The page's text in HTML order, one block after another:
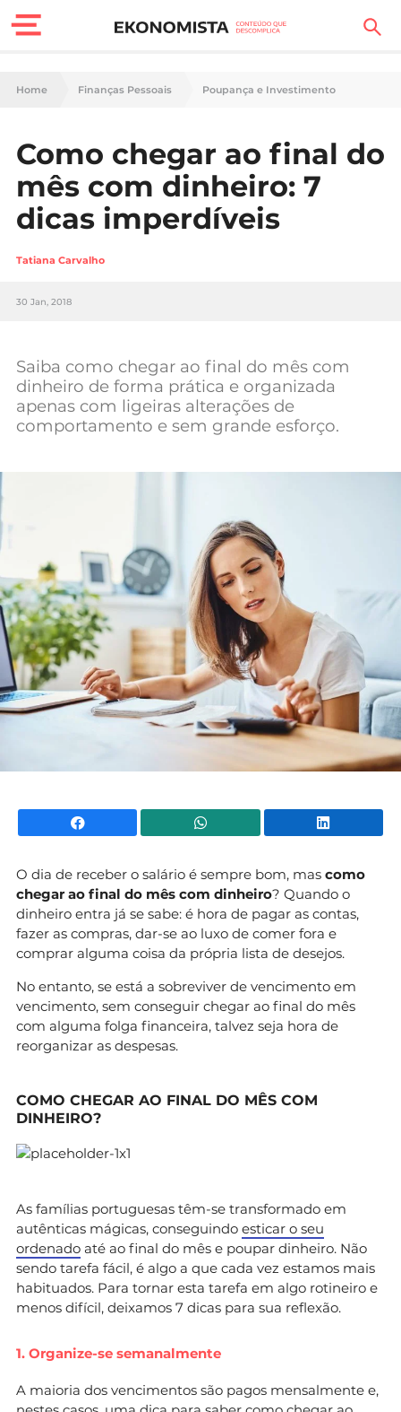
Finanças Pessoais
Carreira
Casa
Lifestyle
Sociedade
Negócios
Mundial 2026
Home Finanças Pessoais Poupança e Investimento
Como chegar ao final do
mês com dinheiro: 7
dicas imperdíveis
Tatiana Carvalho
30 Jan, 2018
Saiba como chegar ao final do mês com
dinheiro de forma prática e organizada
apenas com ligeiras alterações de
comportamento e sem grande esforço.
Facebook WhatsApp
O dia de receber o salário é sempre bom, mas como
chegar ao final do mês com dinheiro? Quando o
dinheiro entra já se sabe: é hora de pagar as contas,
fazer as compras, dar-se ao luxo de comer fora e
comprar alguma coisa da própria lista de desejos.
No entanto, se está a sobreviver de vencimento em
vencimento, sem conseguir chegar ao final do mês
com alguma folga financeira, talvez seja hora de
reorganizar as despesas.
COMO CHEGAR AO FINAL DO MÊS COM
DINHEIRO?
As famílias portuguesas têm-se transformado em
autênticas mágicas, conseguindo esticar o seu
ordenado até ao final do mês e poupar dinheiro. Não
sendo tarefa fácil, é algo a que cada vez estamos mais
habituados. Para tornar esta tarefa em algo rotineiro e
menos difícil, deixamos 7 dicas para sua reflexão.
1. Organize-se semanalmente
A maioria dos vencimentos são pagos mensalmente e,